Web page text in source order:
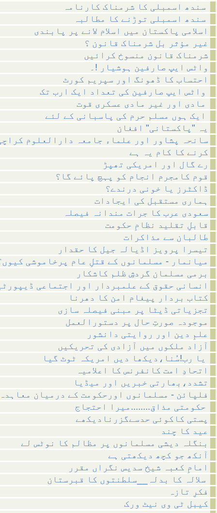
اسلامی پاکستان میں اسلام لانے پر پابندی
غیر مؤثر بل شرمناک قانون ؟
شرمناک قانون منسوخ کرائیں
واٹس ایپ صارفین ہوشیار !۔
احتساب کا ڈھونگ اور سپریم کورٹ
یہ "پاکستانی" افغان
سانحہ پشاور اور علماء جامعہ دارالعلوم
کرنے کا کام یہ ہے
رے گال اور امریکی تھپڑ
قوم کامجرم انجام کو پہچ پائے گا؟
ڈاکٹرز یا خونی درندے؟
ہماری مستقبل کی ایجادات
سعودی عرب کا جرات مندانہ فیصلہ
قابلِ تقلید نظامِ حکومت
طالبان سے مذاکرات
تیسرا پرویز اڈیالہ جیل کا حقدار
میانمار - مسلمانوں کے قتلِ عام پرخاموشی
برمی مسلمان گردشِ ظلم کاشکار
انسانی حقوق کے علمبردار اور اجتماعی
کتاب بردار پیغام امن کا دھرنا
تجزیاتی ڈیٹا پر مبنی فیصلہ سازی
موجودہ صورتِ حال پر دستورالعمل
علمِ دین اور روایتی دانشور
آزاد ملکوں میں آزادی کی تحریکیں
اتحادِ امت کانفرنس کا اعلامیہ
تشدد،بھارتی خبریں اور میڈیا
فلپائن - مسلمانوں اورحکومت کے درمیان
پستی کاکوئی حدسےگزرنادیکھے
عید کا چند
بنگلہ دیشی مسلمانوں پر مظالم کا نوٹس لے
آنکھ جو کچھ دیکھتی ہے
امامِ کعبہ شیخ سدیس نگراں مقرر
فکرِ تازہ
کیبل ٹی وی نیٹ ورک